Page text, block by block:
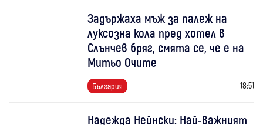
Задържаха мъж за палеж на
луксозна кола пред хотел в
Слънчев бряг, смята се, че е на
Митьо Очите
България 18:51
Надежда Нейнски: Най-важният